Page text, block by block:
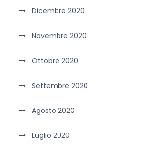
Dicembre 2020
Novembre 2020
Ottobre 2020
Settembre 2020
Agosto 2020
Luglio 2020